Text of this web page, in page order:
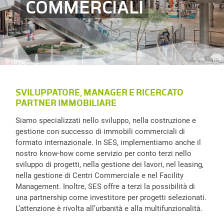
COMMERCIALI
©
SVILUPPATORE, MANAGER E RICERCATO
PARTNER IMMOBILIARE
Siamo specializzati nello sviluppo, nella costruzione e
gestione con successo di immobili commerciali di
formato internazionale. In SES, implementiamo anche il
nostro know-how come servizio per conto terzi nello
sviluppo di progetti, nella gestione dei lavori, nel leasing,
nella gestione di Centri Commerciale e nel Facility
Management. Inoltre, SES offre a terzi la possibilità di
una partnership come investitore per progetti selezionati.
L’attenzione è rivolta all’urbanità e alla multifunzionalità.